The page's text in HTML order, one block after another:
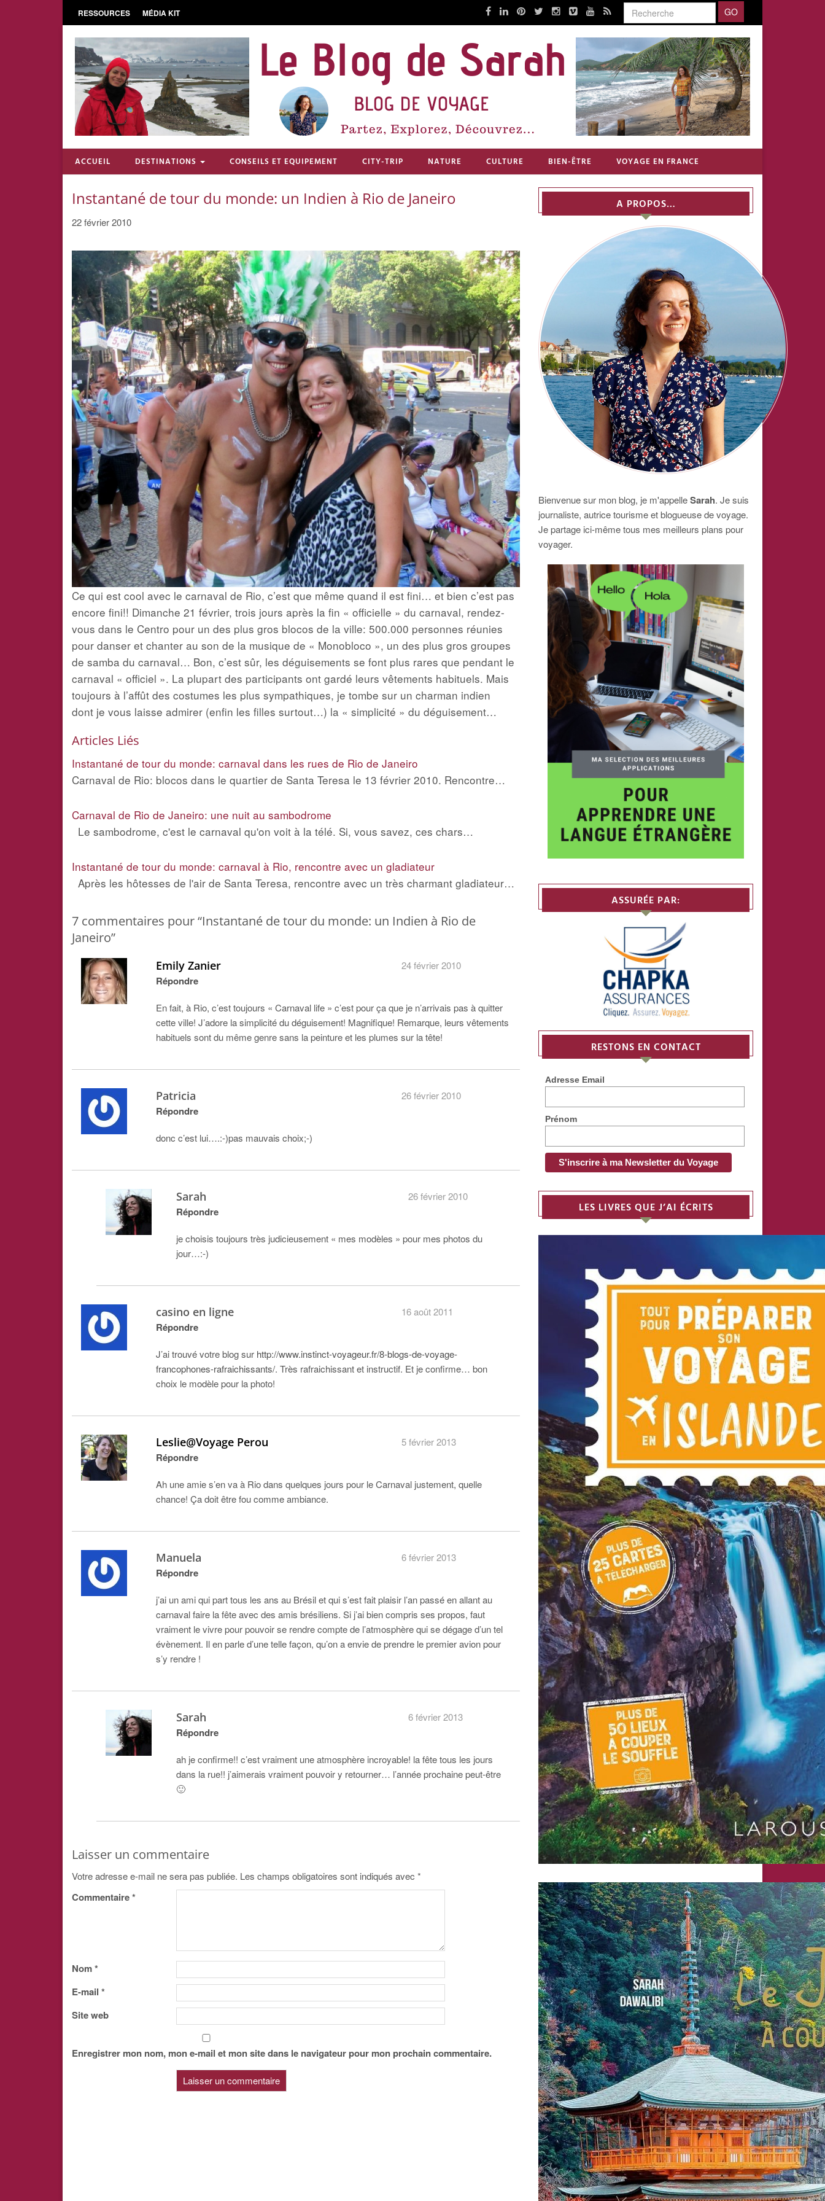
RESSOURCES MÉDIA KIT
ACCUEIL DESTINATIONS CONSEILS ET EQUIPEMENT CITY-TRIP NATURE CULTURE BIEN-ÊTRE VOYAGE EN FRANCE
Instantané de tour du monde: un Indien à Rio de Janeiro
22 février 2010
Ce qui est cool avec le carnaval de Rio, c’est que même quand il est fini… et bien c’est pas
encore fini!! Dimanche 21 février, trois jours après la fin « officielle » du carnaval, rendez-
vous dans le Centro pour un des plus gros blocos de la ville: 500.000 personnes réunies
pour danser et chanter au son de la musique de « Monobloco », un des plus gros groupes
de samba du carnaval… Bon, c’est sûr, les déguisements se font plus rares que pendant le
carnaval « officiel ». La plupart des participants ont gardé leurs vêtements habituels. Mais
toujours à l’affût des costumes les plus sympathiques, je tombe sur un charman indien
dont je vous laisse admirer (enfin les filles surtout…) la « simplicité » du déguisement…
Articles Liés
Instantané de tour du monde: carnaval dans les rues de Rio de Janeiro
Carnaval de Rio: blocos dans le quartier de Santa Teresa le 13 février 2010. Rencontre…
Carnaval de Rio de Janeiro: une nuit au sambodrome
Le sambodrome, c'est le carnaval qu'on voit à la télé. Si, vous savez, ces chars…
Instantané de tour du monde: carnaval à Rio, rencontre avec un gladiateur
Après les hôtesses de l'air de Santa Teresa, rencontre avec un très charmant gladiateur…
7 commentaires pour “Instantané de tour du monde: un Indien à Rio de
Janeiro”
Emily Zanier
Répondre
24 février 2010
En fait, à Rio, c’est toujours « Carnaval life » c’est pour ça que je n’arrivais pas à quitter
cette ville! J’adore la simplicité du déguisement! Magnifique! Remarque, leurs vêtements
habituels sont du même genre sans la peinture et les plumes sur la tête!
Patricia
Répondre
26 février 2010
donc c’est lui….:-)pas mauvais choix;-)
Sarah
Répondre
26 février 2010
je choisis toujours très judicieusement « mes modèles » pour mes photos du
jour…:-)
casino en ligne
Répondre
16 août 2011
J’ai trouvé votre blog sur http://www.instinct-voyageur.fr/8-blogs-de-voyage-
francophones-rafraichissants/. Très rafraichissant et instructif. Et je confirme… bon
choix le modèle pour la photo!
Leslie@Voyage Perou
Répondre
5 février 2013
Ah une amie s’en va à Rio dans quelques jours pour le Carnaval justement, quelle
chance! Ça doit être fou comme ambiance.
Manuela
Répondre
6 février 2013
j’ai un ami qui part tous les ans au Brésil et qui s’est fait plaisir l’an passé en allant au
carnaval faire la fête avec des amis brésiliens. Si j’ai bien compris ses propos, faut
vraiment le vivre pour pouvoir se rendre compte de l’atmosphère qui se dégage d’un tel
évènement. Il en parle d’une telle façon, qu’on a envie de prendre le premier avion pour
s’y rendre !
Sarah
Répondre
6 février 2013
ah je confirme!! c’est vraiment une atmosphère incroyable! la fête tous les jours
dans la rue!! j’aimerais vraiment pouvoir y retourner… l’année prochaine peut-être
🙂
Laisser un commentaire
Votre adresse e-mail ne sera pas publiée. Les champs obligatoires sont indiqués avec *
Commentaire*
Nom*
E-mail *
Site web
Enregistrer mon nom, mon e-mail et mon site dans le navigateur pour mon prochain commentaire.
A PROPOS…
Bienvenue sur mon blog, je m'appelleSarah. Je suis
journaliste, autrice tourisme et blogueuse de voyage.
Je partage ici-même tous mes meilleurs plans pour
voyager.
ASSURÉE PAR:
RESTONS EN CONTACT
Adresse Email
Prénom
LES LIVRES QUE J’AI ÉCRITS